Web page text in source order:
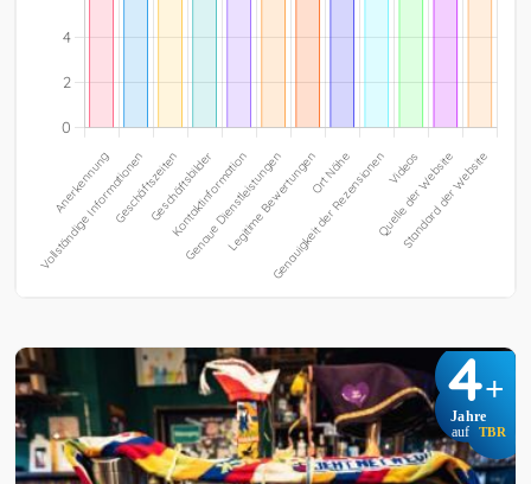
4+
Jahre
auf TBR